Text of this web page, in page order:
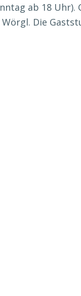
ab 18
Die